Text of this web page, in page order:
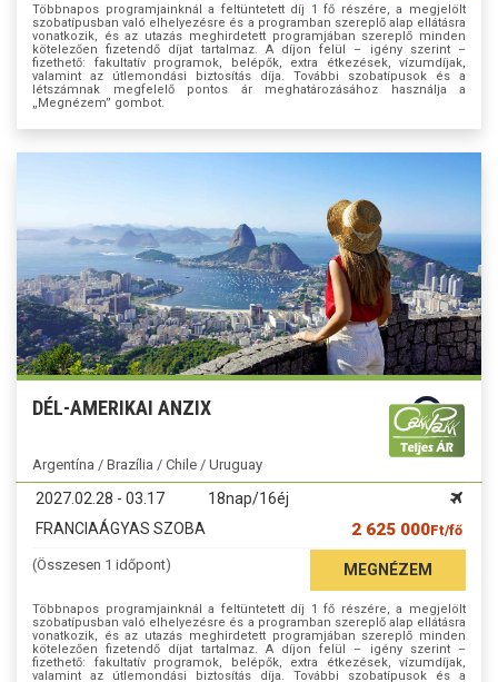
Többnapos programjainknál a feltüntetett díj 1 fő részére, a megjelölt
szobatípusban való elhelyezésre és a programban szereplő alap ellátásra
vonatkozik, és az utazás meghirdetett programjában szereplő minden
kötelezően fizetendő díjat tartalmaz. A díjon felül – igény szerint –
fizethető: fakultatív programok, belépők, extra étkezések, vízumdíjak,
valamint az útlemondási biztosítás díja. További szobatípusok és a
létszámnak megfelelő pontos ár meghatározásához használja a
„Megnézem” gombot.
DÉL-AMERIKAI ANZIX
Argentína / Brazília / Chile / Uruguay
2027.02.28 - 03.17
18nap/16éj
FRANCIAÁGYAS SZOBA
2 625 000Ft/fő
(Összesen 1 időpont) MEGNÉZEM
Többnapos programjainknál a feltüntetett díj 1 fő részére, a megjelölt
szobatípusban való elhelyezésre és a programban szereplő alap ellátásra
vonatkozik, és az utazás meghirdetett programjában szereplő minden
kötelezően fizetendő díjat tartalmaz. A díjon felül – igény szerint –
fizethető: fakultatív programok, belépők, extra étkezések, vízumdíjak,
valamint az útlemondási biztosítás díja. További szobatípusok és a